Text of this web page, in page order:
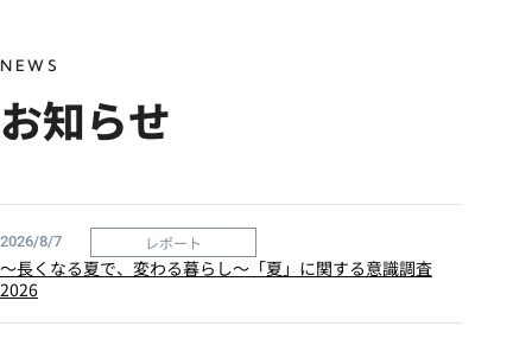
NEWS
お知らせ
2026/8/7 レポート
～長くなる夏で、変わる暮らし～「夏」に関する意識調査
2026